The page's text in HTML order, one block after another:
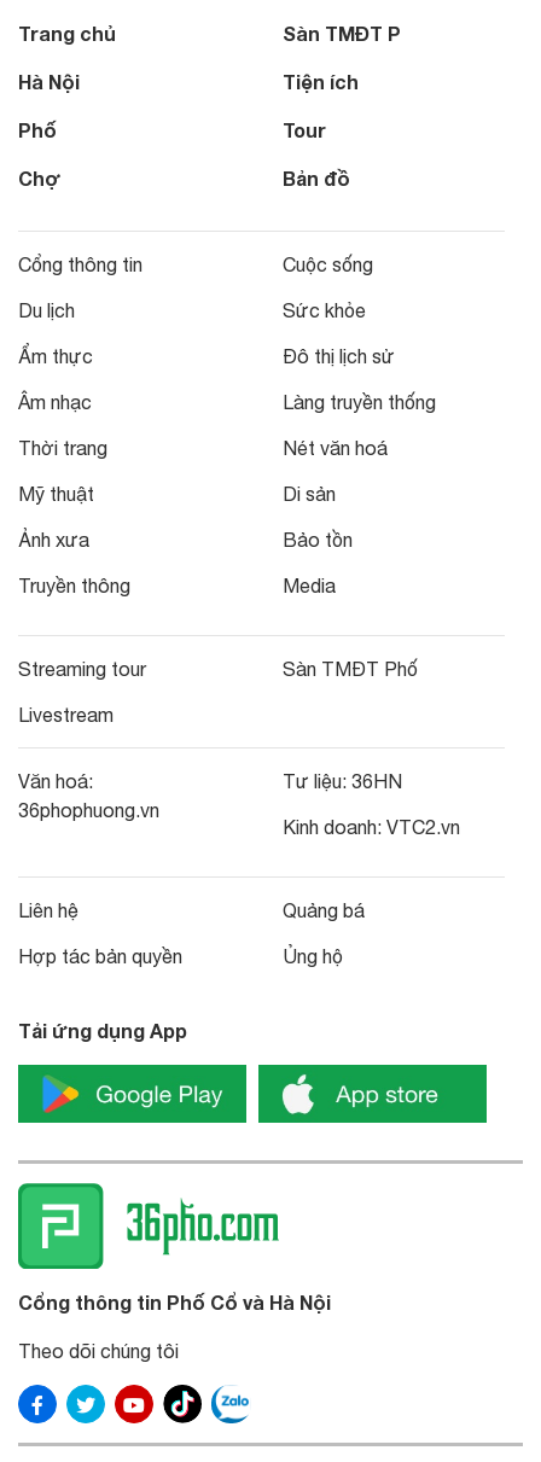
Trang chủ
Hà Nội
Phố
Chợ
Sàn TMĐT P
Tiện ích
Tour
Bản đồ
Cổng thông tin
Du lịch
Ẩm thực
Âm nhạc
Thời trang
Mỹ thuật
Ảnh xưa
Truyền thông
Cuộc sống
Sức khỏe
Đô thị lịch sử
Làng truyền thống
Nét văn hoá
Di sản
Bảo tồn
Media
Streaming tour
Livestream
Sàn TMĐT Phố
Văn hoá:
36phophuong.vn
Tư liệu: 36HN
Kinh doanh: VTC2.vn
Liên hệ
Hợp tác bản quyền
Quảng bá
Ủng hộ
Tải ứng dụng App
Cổng thông tin Phố Cổ và Hà Nội
Theo dõi chúng tôi